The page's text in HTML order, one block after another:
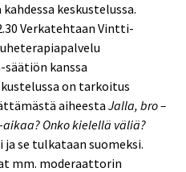
keskustelussa.
Verkatehtaan Vintti-
kanssa
on tarkoitus
aiheesta Jalla, bro –
Onko kielellä väliä?
ja se tulkataan suomeksi.
mm. moderaattorin